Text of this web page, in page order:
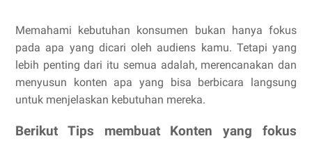
Memahami kebutuhan konsumen bukan hanya fokus
pada apa yang dicari oleh audiens kamu. Tetapi yang
lebih penting dari itu semua adalah, merencanakan dan
menyusun konten apa yang bisa berbicara langsung
untuk menjelaskan kebutuhan mereka.
Berikut Tips membuat Konten yang fokus